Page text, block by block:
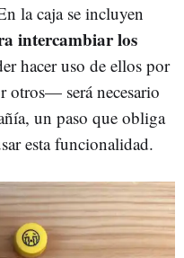
la caja se incluyen
intercambiar los
hacer uso de ellos por
será necesario
un paso que obliga
esta funcionalidad.